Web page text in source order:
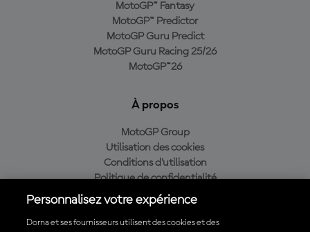
MotoGP™ Fantasy
MotoGP™ Predictor
MotoGP Guru Predict
MotoGP Guru Racing 25/26
MotoGP™26
À propos
MotoGP Group
Utilisation des cookies
Conditions d'utilisation
Politique de confidentialité
Politique d’achat
Personnalisez votre expérience
Dorna et ses fournisseurs utilisent des cookies et des